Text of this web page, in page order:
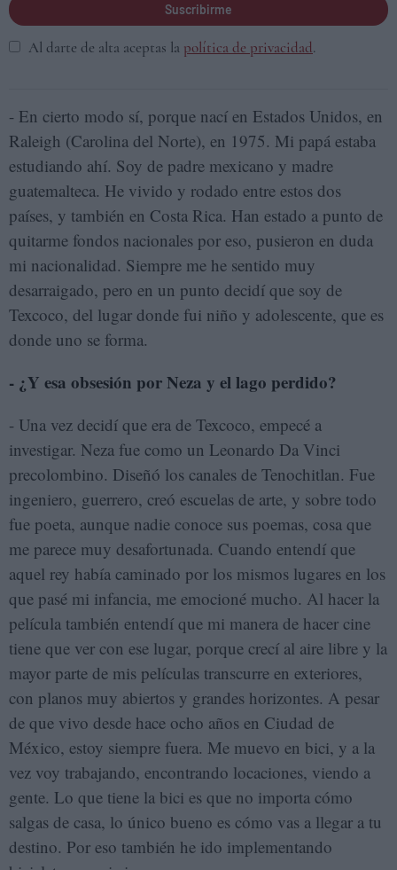
Suscribirme
Al darte de alta aceptas la política de privacidad.
- En cierto modo sí, porque nací en Estados Unidos, en
Raleigh (Carolina del Norte), en 1975. Mi papá estaba
estudiando ahí. Soy de padre mexicano y madre
guatemalteca. He vivido y rodado entre estos dos
países, y también en Costa Rica. Han estado a punto de
quitarme fondos nacionales por eso, pusieron en duda
mi nacionalidad. Siempre me he sentido muy
desarraigado, pero en un punto decidí que soy de
Texcoco, del lugar donde fui niño y adolescente, que es
donde uno se forma.
- ¿Y esa obsesión por Neza y el lago perdido?
- Una vez decidí que era de Texcoco, empecé a
investigar. Neza fue como un Leonardo Da Vinci
precolombino. Diseñó los canales de Tenochitlan. Fue
ingeniero, guerrero, creó escuelas de arte, y sobre todo
fue poeta, aunque nadie conoce sus poemas, cosa que
me parece muy desafortunada. Cuando entendí que
aquel rey había caminado por los mismos lugares en los
que pasé mi infancia, me emocioné mucho. Al hacer la
película también entendí que mi manera de hacer cine
tiene que ver con ese lugar, porque crecí al aire libre y la
mayor parte de mis películas transcurre en exteriores,
con planos muy abiertos y grandes horizontes. A pesar
de que vivo desde hace ocho años en Ciudad de
México, estoy siempre fuera. Me muevo en bici, y a la
vez voy trabajando, encontrando locaciones, viendo a
gente. Lo que tiene la bici es que no importa cómo
salgas de casa, lo único bueno es cómo vas a llegar a tu
destino. Por eso también he ido implementando